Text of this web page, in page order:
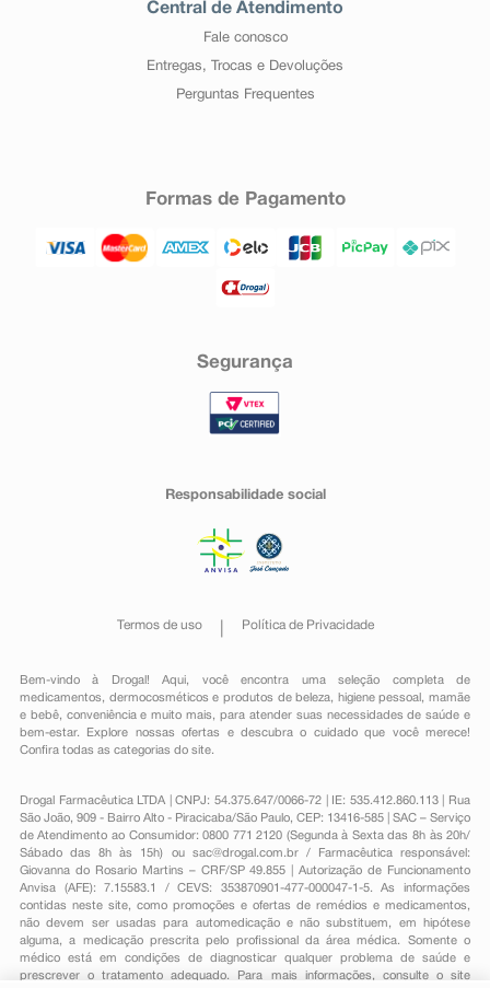
Central de Atendimento
Fale conosco
Entregas, Trocas e Devoluções
Perguntas Frequentes
Formas de Pagamento
Segurança
Responsabilidade social
Termos de uso Política de Privacidade
Bem-vindo à Drogal! Aqui, você encontra uma seleção completa de
medicamentos , dermocosméticos e produtos de beleza, higiene pessoal ,mamãe
e bebê, conveniênciae muito mais, para atender suas necessidades de saúde e
bem-estar. Explore nossas ofertas e descubra o cuidado que você merece!
Confira todas as categorias do site.
Drogal Farmacêutica LTDA | CNPJ: 54.375.647/0066-72 | IE: 535.412.860.113 | Rua
São João, 909 - Bairro Alto - Piracicaba/São Paulo, CEP: 13416-585 | SAC – Serviço
de Atendimento ao Consumidor: 0800 771 2120 (Segunda à Sexta das 8h às 20h/
Sábado das 8h às 15h) ou sac@drogal.com.br/ Farmacêutica responsável:
Giovanna do Rosario Martins – CRF/SP 49.855 | Autorização de Funcionamento
Anvisa (AFE): 7.15583.1 / CEVS: 353870901-477-000047-1-5. As informações
contidas neste site, como promoções e ofertas de remédios e medicamentos,
não devem ser usadas para automedicação e não substituem, em hipótese
alguma, a medicação prescrita pelo profissional da área médica. Somente o
médico está em condições de diagnosticar qualquer problema de saúde e
prescrever o tratamento adequado. Para mais informações, consulte o site